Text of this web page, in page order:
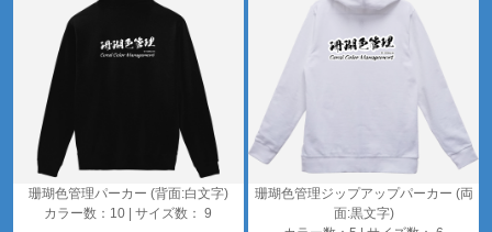
珊瑚色管理パーカー (背面:白文字)
カラー数：10 | サイズ数： 9
珊瑚色管理ジップアップパーカー (両
面:黒文字)